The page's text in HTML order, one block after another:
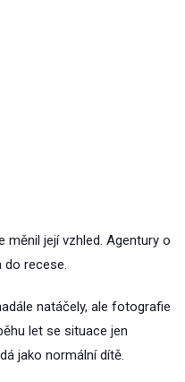
měnil její vzhled. Agentury o
do recese.
natáčely, ale fotografie
let se situace jen
jako normální dítě.